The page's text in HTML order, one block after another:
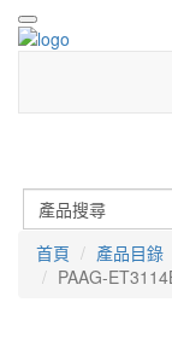
首頁 產品目錄
PAAG-